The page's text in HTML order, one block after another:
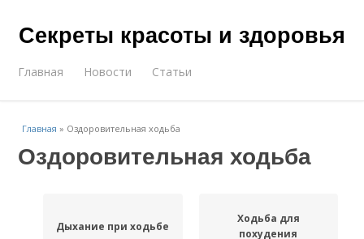
Секреты красоты и здоровья
Главная Новости Статьи
Главная » Оздоровительная ходьба
Оздоровительная ходьба
Дыхание при ходьбе
Ходьба для
похудения